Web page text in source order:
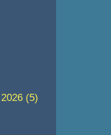
(5)